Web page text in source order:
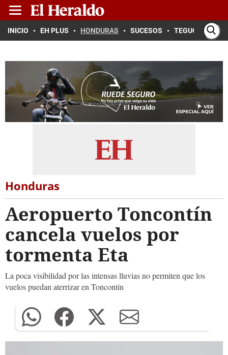
INICIO EH PLUS HONDURAS SUCESOS TEGUCIGALPA
Honduras
Aeropuerto Toncontín
cancela vuelos por
tormenta Eta
La poca visibilidad por las intensas lluvias no permiten que los
vuelos puedan aterrizar en Toncontín